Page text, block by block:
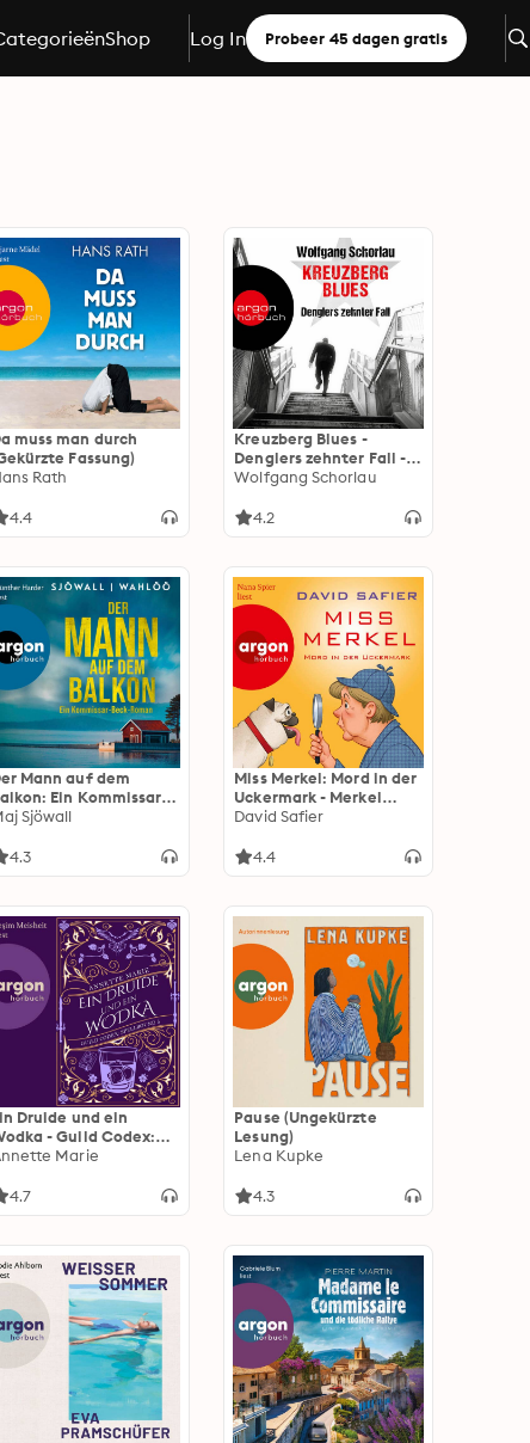
Shop Log In Probeer 45 dagen gratis
muss man durch
Fassung)
Rath
4.4
Kreuzberg Blues -
Denglers zehnter Fall -
Dengler ermittelt, Band
Wolfgang Schorlau
4.2
Mann auf dem
Ein Kommissar-
Roman - Martin
Lesung)
Sjöwall
4.3
Miss Merkel: Mord in der
Uckermark - Merkel
Krimi, Band 1 (Gekürzt)
David Safier
4.4
Druide und ein
- Guild Codex:
Band 6
Marie
4.7
Pause (Ungekürzte
Lesung)
Lena Kupke
4.3